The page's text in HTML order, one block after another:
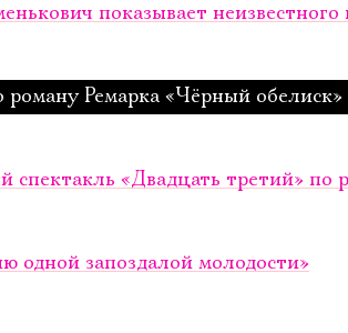
показывает неизвестного
Ремарка «Чёрный обелиск»
«Двадцать третий» по
одной запоздалой молодости»